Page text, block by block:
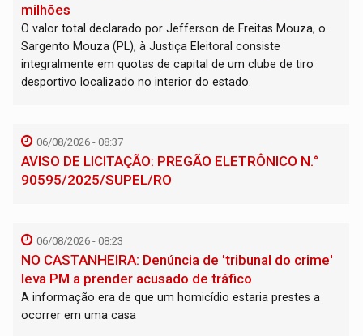
milhões
O valor total declarado por Jefferson de Freitas Mouza, o
Sargento Mouza (PL), à Justiça Eleitoral consiste
integralmente em quotas de capital de um clube de tiro
desportivo localizado no interior do estado.
06/08/2026 - 08:37
AVISO DE LICITAÇÃO: PREGÃO ELETRÔNICO N.°
90595/2025/SUPEL/RO
06/08/2026 - 08:23
NO CASTANHEIRA: ​Denúncia de 'tribunal do crime'
leva PM a prender acusado de tráfico
A informação era de que um homicídio estaria prestes a
ocorrer em uma casa